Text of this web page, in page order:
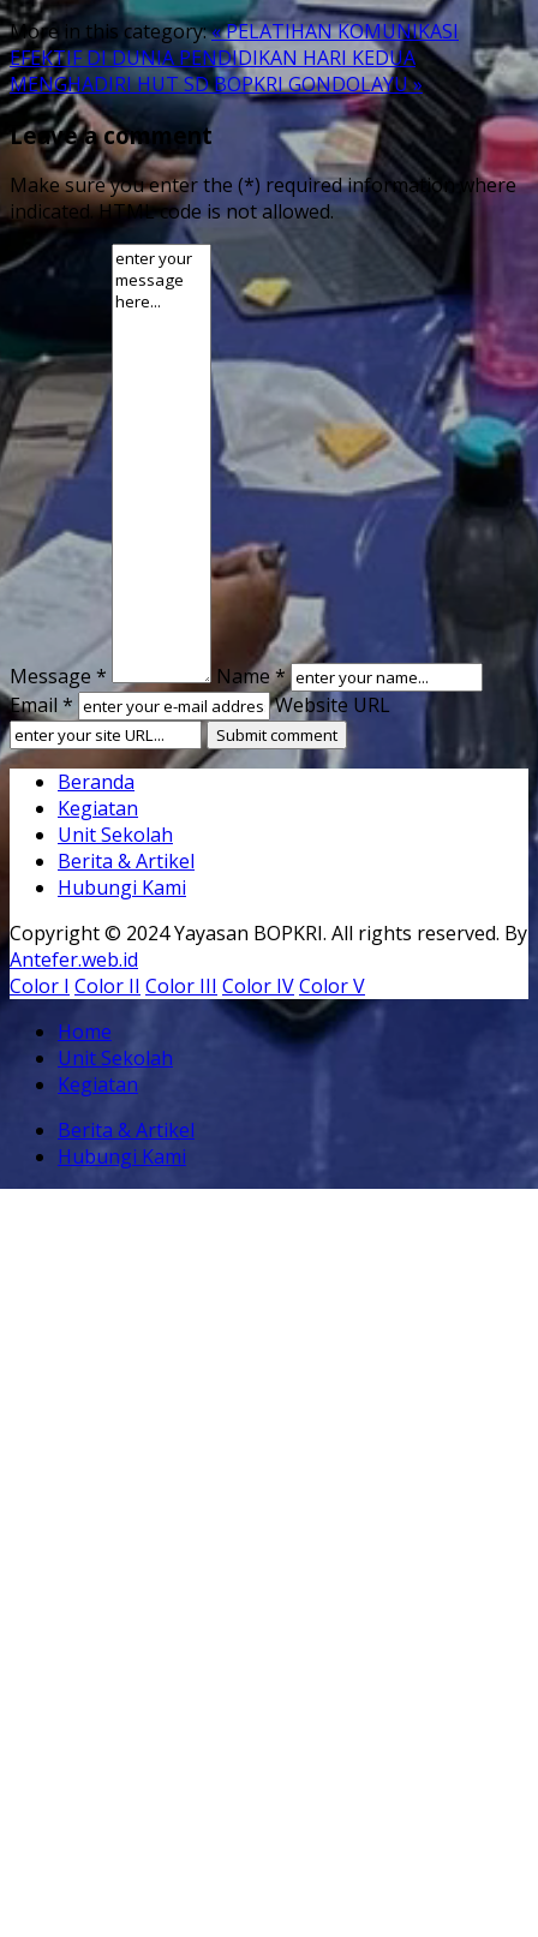
More in this category:« PELATIHAN KOMUNIKASI
EFEKTIF DI DUNIA PENDIDIKAN HARI KEDUA
MENGHADIRI HUT SD BOPKRI GONDOLAYU »
Leave a comment
Make sure you enter the (*) required information where
indicated. HTML code is not allowed.
Message *
Name *
Email *
Website URL
Beranda
Kegiatan
Unit Sekolah
Berita & Artikel
Hubungi Kami
Copyright © 2024 Yayasan BOPKRI. All rights reserved. By
Antefer.web.id
Color I Color II Color III Color IVColor V
Home
Unit Sekolah
Kegiatan
Berita & Artikel
Hubungi Kami